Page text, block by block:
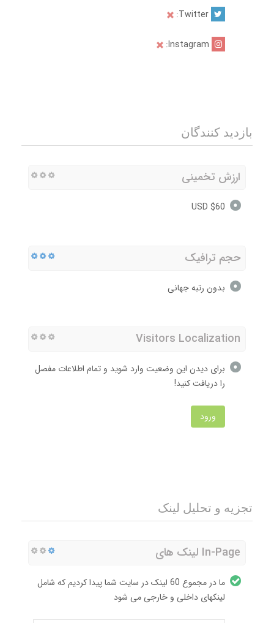
بازدید کنندگان
ارزش تخمینی
$60 USD
حجم ترافیک
بدون رتبه جهانی
Visitors Localization
برای دیدن این وضعیت وارد شوید و تمام اطلاعات مفصل
را دریافت کنید!
ورود
تجزیه و تحلیل لینک
In-Page لینک های
ما در مجموع 60 لینک در سایت شما پیدا کردیم که شامل
لینکهای داخلی و خارجی می شود